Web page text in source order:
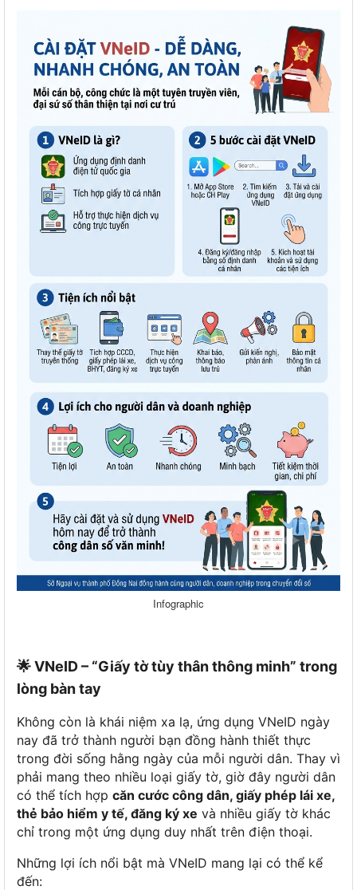
Infographic
🌟 VNeID – “Giấy tờ tùy thân thông minh” trong
lòng bàn tay
Không còn là khái niệm xa lạ, ứng dụng VNeID ngày
nay đã trở thành người bạn đồng hành thiết thực
trong đời sống hằng ngày của mỗi người dân. Thay vì
phải mang theo nhiều loại giấy tờ, giờ đây người dân
có thể tích hợp căn cước công dân, giấy phép lái xe,
thẻ bảo hiểm y tế, đăng ký xe và nhiều giấy tờ khác
chỉ trong một ứng dụng duy nhất trên điện thoại.
Những lợi ích nổi bật mà VNeID mang lại có thể kể
đến: